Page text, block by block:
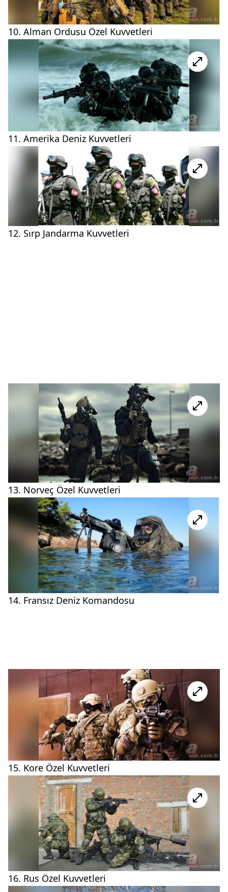
10. Alman Ordusu Özel Kuvvetleri
11. Amerika Deniz Kuvvetleri
12. Sırp Jandarma Kuvvetleri
13. Norveç Özel Kuvvetleri
14. Fransız Deniz Komandosu
15. Kore Özel Kuvvetleri
16. Rus Özel Kuvvetleri